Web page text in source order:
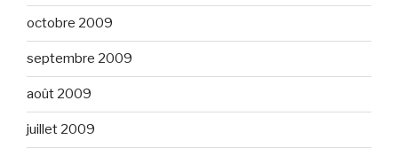
octobre 2009
septembre 2009
août 2009
juillet 2009